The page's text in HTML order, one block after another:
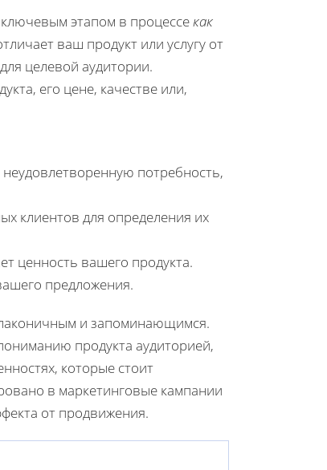
этапом в процессекак
ваш продукт или услугу от
целевой аудитории.
его цене, качестве или,
потребность,
клиентов для определения их
ценность вашего продукта.
предложения.
и запоминающимся.
продукта аудиторией,
которые стоит
в маркетинговые кампании
от продвижения.